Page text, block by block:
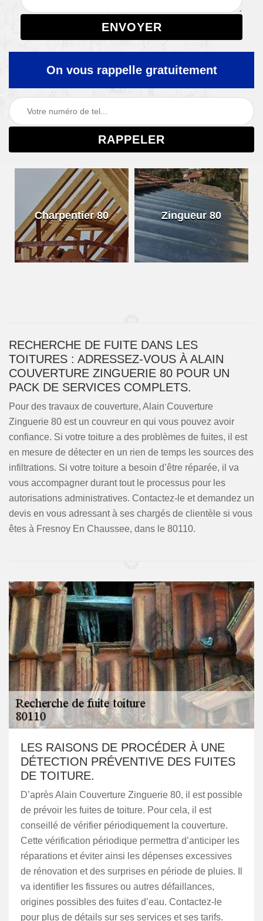
On vous rappelle gratuitement
Charpentier 80 Zingueur 80
RECHERCHE DE FUITE DANS LES
TOITURES : ADRESSEZ-VOUS À ALAIN
COUVERTURE ZINGUERIE 80 POUR UN
PACK DE SERVICES COMPLETS.
Pour des travaux de couverture, Alain Couverture
Zinguerie 80 est un couvreur en qui vous pouvez avoir
confiance. Si votre toiture a des problèmes de fuites, il est
en mesure de détecter en un rien de temps les sources des
infiltrations. Si votre toiture a besoin d’être réparée, il va
vous accompagner durant tout le processus pour les
autorisations administratives. Contactez-le et demandez un
devis en vous adressant à ses chargés de clientèle si vous
êtes à Fresnoy En Chaussee, dans le 80110.
LES RAISONS DE PROCÉDER À UNE
DÉTECTION PRÉVENTIVE DES FUITES
DE TOITURE.
D’après Alain Couverture Zinguerie 80, il est possible
de prévoir les fuites de toiture. Pour cela, il est
conseillé de vérifier périodiquement la couverture.
Cette vérification périodique permettra d’anticiper les
réparations et éviter ainsi les dépenses excessives
de rénovation et des surprises en période de pluies. Il
va identifier les fissures ou autres défaillances,
origines possibles des fuites d’eau. Contactez-le
pour plus de détails sur ses services et ses tarifs.